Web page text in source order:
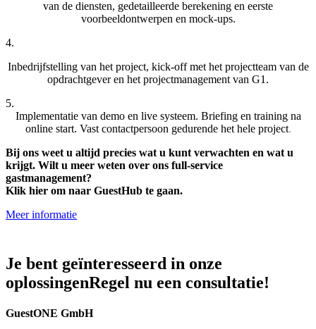
van de diensten, gedetailleerde berekening en eerste
voorbeeldontwerpen en mock-ups.
4.
Inbedrijfstelling van het project, kick-off met het projectteam van de
opdrachtgever en het projectmanagement van G1.
5.
Implementatie van demo en live systeem. Briefing en training na
online start. Vast contactpersoon gedurende het hele project.
Bij ons weet u altijd precies wat u kunt verwachten en wat u
krijgt. Wilt u meer weten over ons full-service
gastmanagement?
Klik hier om naar GuestHub te gaan.
Meer informatie
Je bent geïnteresseerd in onze
oplossingenRegel nu een consultatie!
GuestONE GmbH